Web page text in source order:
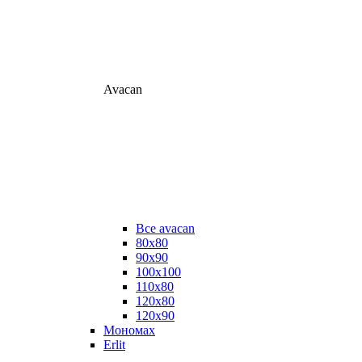
Avacan
Все avacan
80х80
90х90
100х100
110х80
120х80
120х90
Мономах
Erlit